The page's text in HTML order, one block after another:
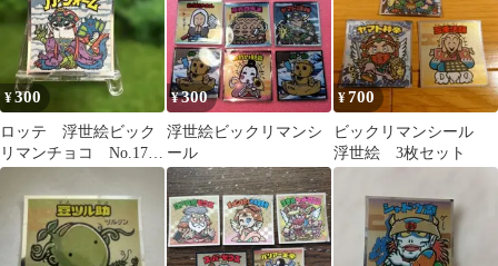
¥300
ロッテ 浮世絵ビック
リマンチョコ No.17
ノアフォーム
¥300
浮世絵ビックリマンシ
ール
¥700
ビックリマンシール
浮世絵 3枚セット